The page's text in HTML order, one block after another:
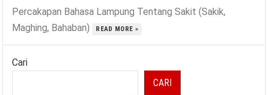
Percakapan Bahasa Lampung Tentang Sakit (Sakik,
Maghing, Bahaban)
READ MORE »
Cari
CARI